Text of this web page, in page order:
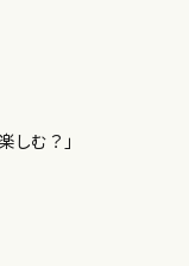
しむ？」